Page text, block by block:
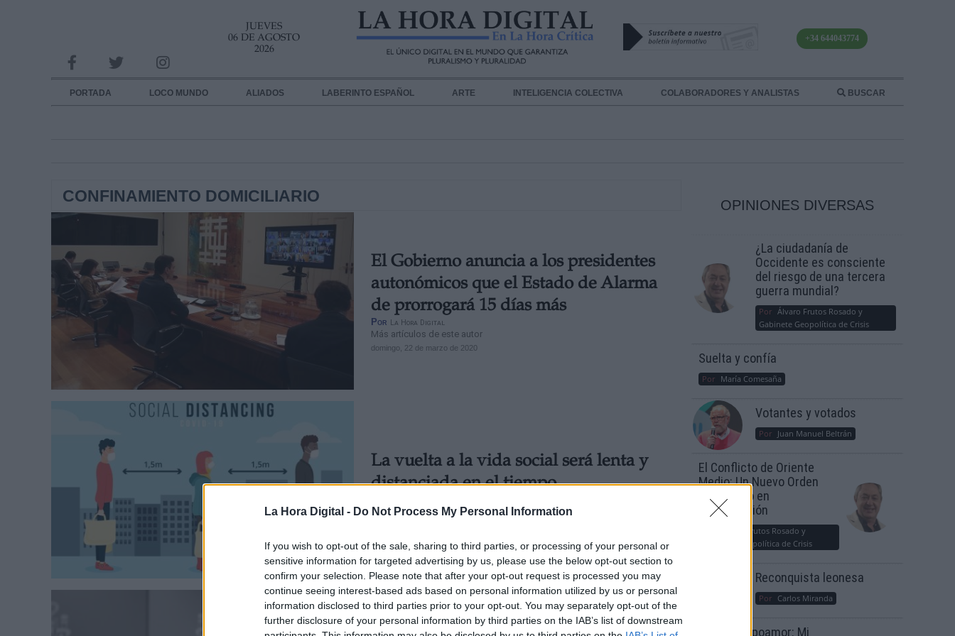
La Hora Digital - Do Not Process My Personal Information
If you wish to opt-out of the sale, sharing to third parties, or processing of your personal or
sensitive information for targeted advertising by us, please use the below opt-out section to
confirm your selection. Please note that after your opt-out request is processed you may
continue seeing interest-based ads based on personal information utilized by us or personal
information disclosed to third parties prior to your opt-out. You may separately opt-out of the
further disclosure of your personal information by third parties on the IAB’s list of downstream
JUEVES
06 DE AGOSTO
2026
+34 644043774
PORTADA LOCO MUNDO ALIADOS LABERINTO ESPAÑOL ARTE INTELIGENCIA COLECTIVA COLABORADORES Y ANALISTAS BUSCAR
CONFINAMIENTO DOMICILIARIO
El Gobierno anuncia a los presidentes
autonómicos que el Estado de Alarma
de prorrogará 15 días más
Por La Hora Digital
Más artículos de este autor
domingo, 22 de marzo de 2020
La vuelta a la vida social será lenta y
distanciada en el tiempo
Más artículos de este autor
OPINIONES DIVERSAS
¿La ciudadanía de
Occidente es consciente
del riesgo de una tercera
guerra mundial?
Por Álvaro Frutos Rosado y
Gabinete Geopolítica de Crisis
Suelta y confía
Por María Comesaña
Votantes y votados
Por Juan Manuel Beltrán
El Conflicto de Oriente
Medio: Un Nuevo Orden
Autoritario en
Construcción
Álvaro Frutos Rosado y
Gabinete Geopolítica de Crisis
Reconquista leonesa
Por Carlos Miranda
Clara Campoamor: Mi
INFORMACION SOBRE LA PROTECCIÓN DE TUS DATOS
Responsable:
Información adicional
link